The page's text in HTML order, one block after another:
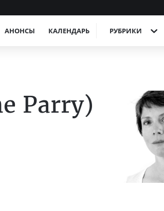
АНОНСЫ КАЛЕНДАРЬ РУБРИКИ
Parry)